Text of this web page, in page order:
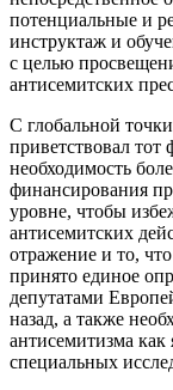
потенциальные и
инструктаж и
с целью
антисемитских
С глобальной
приветствовал тот
необходимость
финансирования
уровне, чтобы
антисемитских
отражение и то,
принято единое
депутатами
назад, а также
антисемитизма как
специальных